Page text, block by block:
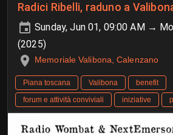
Radici Ribelli, raduno a
Sunday, Jun 01, 09:00 AM →
(2025)
Memoriale Valibona, Calenzano
Piana toscana Valibona
benefit
forum e attività conviviali
iniziative